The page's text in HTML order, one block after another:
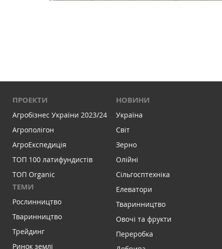
ПРОЕКТИ
Агробізнес України 2023/24
Агрополігон
АгроЕкспедиція
ТОП 100 латифундистів
ТОП Organic
ТЕМИ
Рослинництво
Тваринництво
Трейдинг
Ринок землі
НОВИНИ
Україна
Світ
Зерно
Олійні
Сільгосптехніка
Елеватори
Тваринництво
Овочі та фрукти
Переробка